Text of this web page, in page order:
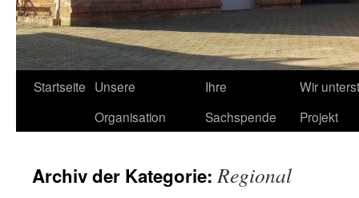
Startseite Unsere
Organisation
Ihre
Sachspende
Wir
Projekt
Archiv der Kategorie:Regional